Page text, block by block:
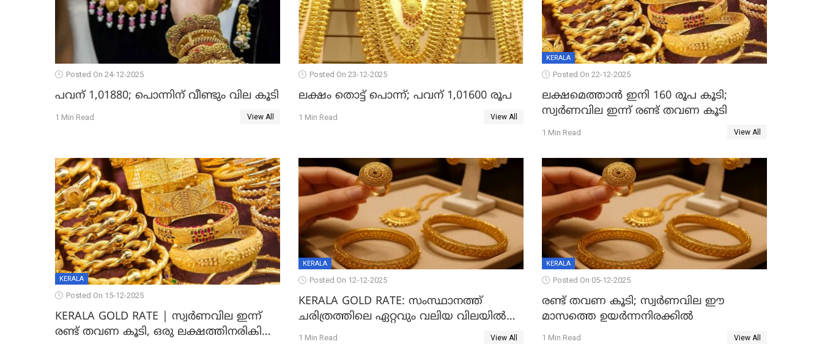
Posted On 24-12-2025
പവന് 1,01880; പൊന്നിന് വീണ്ടും വില കൂടി
1 Min Read View All
Posted On 23-12-2025
ലക്ഷം തൊട്ട് പൊന്ന്; പവന് 1,01600 രൂപ
1 Min Read View All
KERALA
Posted On 22-12-2025
ലക്ഷമെത്താൻ ഇനി 160 രൂപ കൂടി;
സ്വർണവില ഇന്ന് രണ്ട് തവണ കൂടി
1 Min Read View All
KERALA
Posted On 15-12-2025
KERALA GOLD RATE | സ്വർണവില ഇന്ന്
രണ്ട് തവണ കൂടി, ഒരു ലക്ഷത്തിനരികിൽ;
KERALA
Posted On 12-12-2025
KERALA GOLD RATE: സംസ്ഥാനത്ത്
ചരിത്രത്തിലെ ഏറ്റവും വലിയ വിലയിൽ
സ്വർണം; സർവ്വകാല റെക്കോർഡിൽ
1 Min Read View All
KERALA
Posted On 05-12-2025
രണ്ട് തവണ കൂടി; സ്വർണവില ഈ
മാസത്തെ ഉയർന്നനിരക്കിൽ
1 Min Read View All